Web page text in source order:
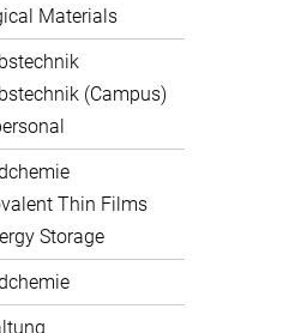
Materials
(Campus)
Thin Films
Storage